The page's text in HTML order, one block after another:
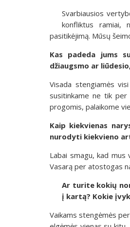
Svarbiausios
konfliktus ramiai,
pasitikėjimą. Mūsų
Kas padeda jums
džiaugsmo ar
Visada stengiamės
susitinkame ne tik per
progomis, palaikome
Kaip kiekvienas
nurodyti kiekvieno
Labai smagu, kad
Vasarą per atostogas
Ar turite kokių
į kartą? Kokie
Vaikams stengėmės